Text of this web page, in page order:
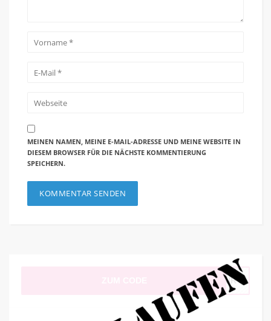
MEINEN NAMEN, MEINE E-MAIL-ADRESSE UND MEINE WEBSITE IN
DIESEM BROWSER FÜR DIE NÄCHSTE KOMMENTIERUNG
SPEICHERN.
HAIR